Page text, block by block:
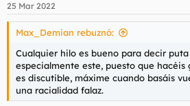
e
s
25 Mar 2022
Max_Demian rebuznó:
Cualquier hilo es bueno para decir
especialmente este, puesto que hacéis
es discutible, máxime cuando basáis
una racialidad falaz.